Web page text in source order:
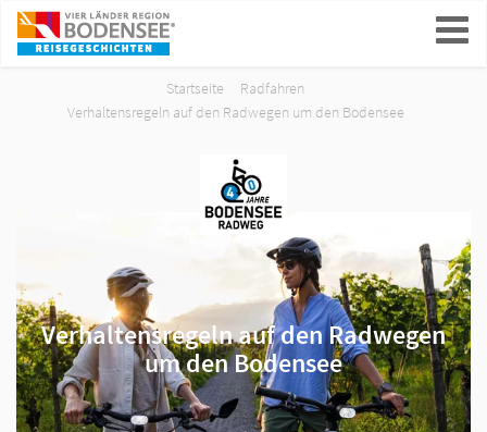
ein-/ausblenden
Startseite
Radfahren
Verhaltensregeln auf den Radwegen um den Bodensee
Verhaltensregeln auf den Radwegen
um den Bodensee